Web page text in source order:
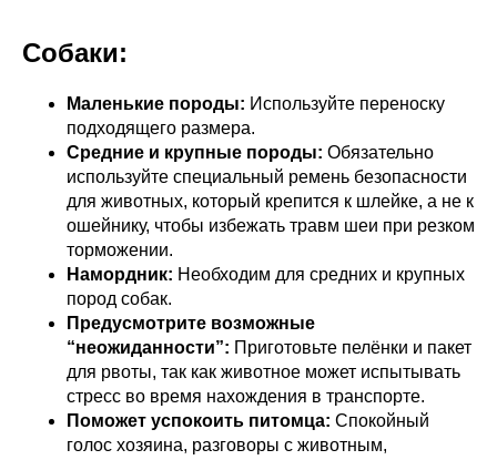
Собаки:
Маленькие породы: Используйте переноску
подходящего размера.
Средние и крупные породы: Обязательно
используйте специальный ремень безопасности
для животных, который крепится к шлейке, а не к
ошейнику, чтобы избежать травм шеи при резком
торможении.
Намордник: Необходим для средних и крупных
пород собак.
Предусмотрите возможные
“неожиданности”: Приготовьте пелёнки и пакет
для рвоты, так как животное может испытывать
стресс во время нахождения в транспорте.
Поможет успокоить питомца: Спокойный
голос хозяина, разговоры с животным,